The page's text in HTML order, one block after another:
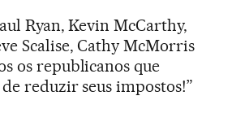
Ryan, Kevin McCarthy,
Scalise, Cathy McMorris
os republicanos que
reduzir seus impostos!”